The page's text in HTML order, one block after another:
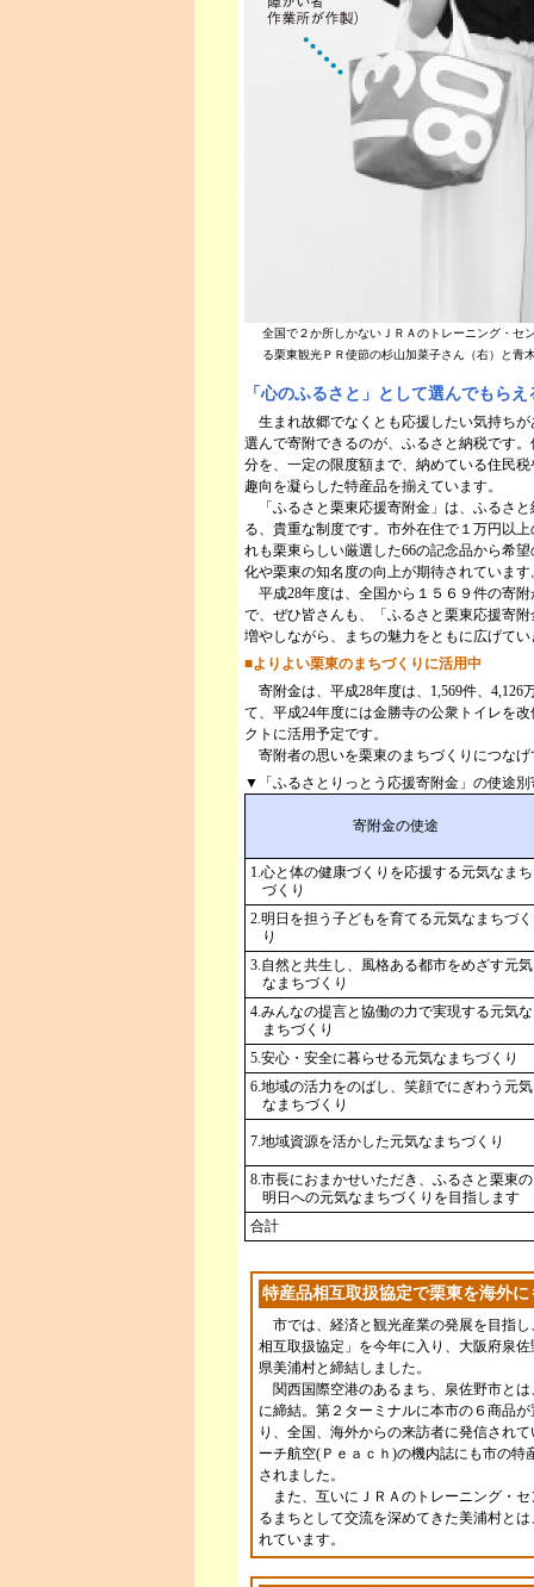
全国で２か所しかないＪＲＡのトレーニング・セ
る栗東観光ＰＲ使節の杉山加菜子さん（右）と青
「心のふるさと」として選んでもら
生まれ故郷でなくとも応援したい気持ち
選んで寄附できるのが、ふるさと納税です
分を、一定の限度額まで、納めている住民
趣向を凝らした特産品を揃えています。
「ふるさと栗東応援寄附金」は、ふるさ
る、貴重な制度です。市外在住で１万円以
れも栗東らしい厳選した66の記念品から希
化や栗東の知名度の向上が期待されています
平成28年度は、全国から１５６９件の寄
で、ぜひ皆さんも、「ふるさと栗東応援寄
増やしながら、まちの魅力をともに広げて
■よりよい栗東のまちづくりに活用中
寄附金は、平成28年度は、1,569件、4,126
て、平成24年度には金勝寺の公衆トイレを
クトに活用予定です。
寄附者の思いを栗東のまちづくりにつなげ
▼「ふるさとりっとう応援寄附金」の使途
寄附金の使途
1.心と体の健康づくりを応援する元気なまち
づくり
2.明日を担う子どもを育てる元気なまちづく
り
3.自然と共生し、風格ある都市をめざす元気
なまちづくり
4.みんなの提言と協働の力で実現する元気な
まちづくり
5.安心・安全に暮らせる元気なまちづくり
6.地域の活力をのばし、笑顔でにぎわう元気
なまちづくり
7.地域資源を活かした元気なまちづくり
8.市長におまかせいただき、ふるさと栗東の
明日への元気なまちづくりを目指します
合計
特産品相互取扱協定で栗東を海外に
市では、経済と観光産業の発展を目指し
相互取扱協定」を今年に入り、大阪府泉
県美浦村と締結しました。
関西国際空港のあるまち、泉佐野市とは
に締結。第２ターミナルに本市の６商品
り、全国、海外からの来訪者に発信され
ーチ航空(Ｐｅａｃｈ)の機内誌にも市の特
されました。
また、互いにＪＲＡのトレーニング・セ
るまちとして交流を深めてきた美浦村と
れています。